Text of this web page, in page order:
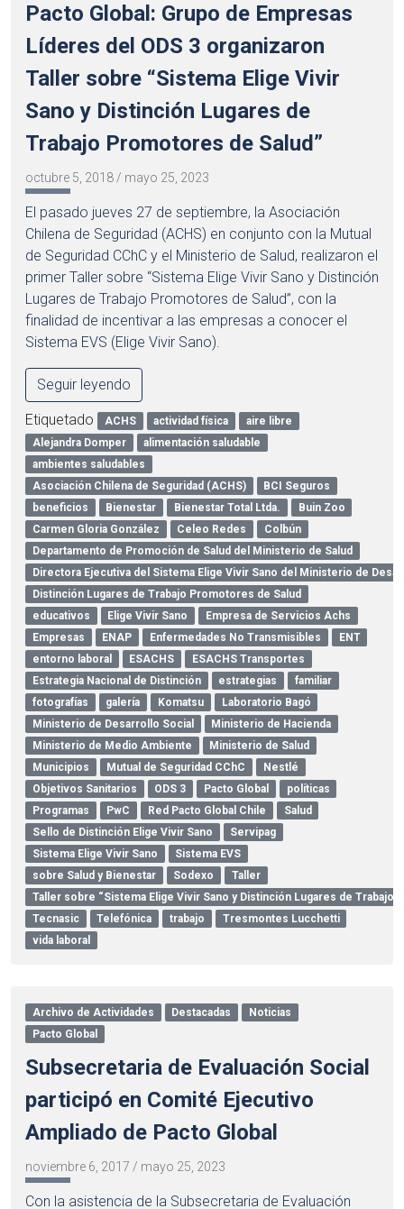
Pacto Global: Grupo de Empresas
Líderes del ODS 3 organizaron
Taller sobre “Sistema Elige Vivir
Sano y Distinción Lugares de
Trabajo Promotores de Salud”
octubre 5, 2018 / mayo 25, 2023
El pasado jueves 27 de septiembre, la Asociación
Chilena de Seguridad (ACHS) en conjunto con la Mutual
de Seguridad CChC y el Ministerio de Salud, realizaron el
primer Taller sobre “Sistema Elige Vivir Sano y Distinción
Lugares de Trabajo Promotores de Salud”, con la
finalidad de incentivar a las empresas a conocer el
Sistema EVS (Elige Vivir Sano).
Seguir leyendo
Etiquetado ACHS actividad física
aire libre
Alejandra Domper
alimentación saludable
ambientes saludables
Asociación Chilena de Seguridad (ACHS)
BCI Seguros
beneficios
Bienestar Bienestar Total Ltda.
Buin Zoo
Carmen Gloria González
Celeo Redes
Colbún
Departamento de Promoción de Salud del Ministerio de Salud
Directora Ejecutiva del Sistema Elige Vivir Sano del Ministerio de
Distinción Lugares de Trabajo Promotores de Salud
educativos
Elige Vivir Sano
Empresa de Servicios Achs
Empresas
ENAP Enfermedades No Transmisibles
ENT
entorno laboral
ESACHS
ESACHS Transportes
Estrategia Nacional de Distinción
estrategias
familiar
fotografías
galería Komatsu
Laboratorio Bagó
Ministerio de Desarrollo Social
Ministerio de Hacienda
Ministerio de Medio Ambiente
Ministerio de Salud
Municipios
Mutual de Seguridad CChC
Nestlé
Objetivos Sanitarios
ODS 3 Pacto Global
políticas
Programas
PwC Red Pacto Global Chile
Salud
Sello de Distinción Elige Vivir Sano
Servipag
Sistema Elige Vivir Sano
Sistema EVS
sobre Salud y Bienestar
Sodexo
Taller
Taller sobre “Sistema Elige Vivir Sano y Distinción Lugares de Trabajo
Tecnasic
Telefónica trabajo
Tresmontes Lucchetti
vida laboral
Archivo de Actividades Destacadas
Noticias
Pacto Global
Subsecretaria de Evaluación Social
participó en Comité Ejecutivo
Ampliado de Pacto Global
noviembre 6, 2017 / mayo 25, 2023
Con la asistencia de la Subsecretaria de Evaluación